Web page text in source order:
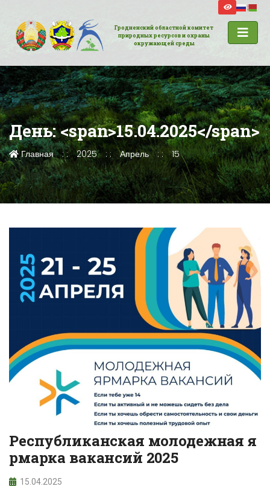
Гродненский областной комитет
природных ресурсов и охраны
окружающей среды
День: <span>15.04.2025</span>
Главная 2025 Апрель 15
Республиканская молодежная я
рмарка вакансий 2025
15.04.2025